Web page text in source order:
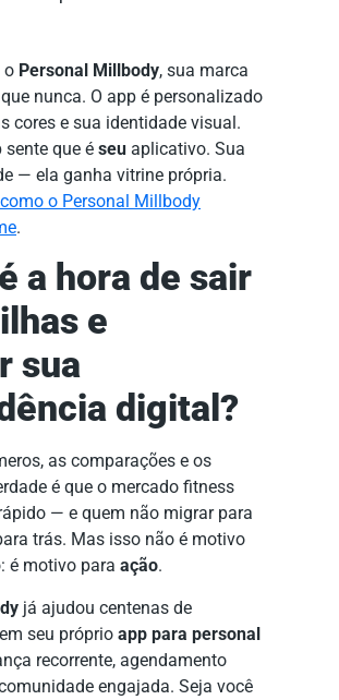
o Personal Millbody, sua marca
nunca. O app é personalizado
cores e sua identidade visual.
que é seu aplicativo. Sua
— ela ganha vitrine própria.
o Personal Millbody
.
a hora de sair
e
sua
digital?
as comparações e os
é que o mercado fitness
— e quem não migrar para
trás. Mas isso não é motivo
é motivo para ação.
já ajudou centenas de
seu próprio app para personal
recorrente, agendamento
engajada. Seja você